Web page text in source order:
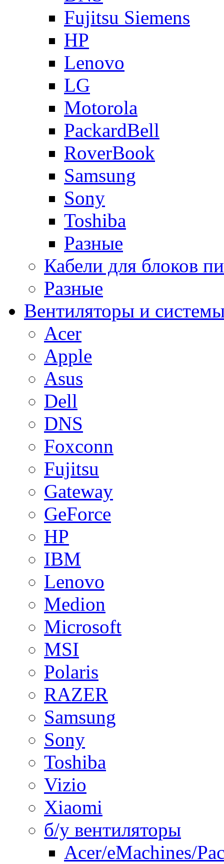
Fujitsu Siemens
HP
Lenovo
LG
Motorola
PackardBell
RoverBook
Samsung
Sony
Toshiba
Разные
Кабели для блоков
Разные
Вентиляторы и
Acer
Apple
Asus
Dell
DNS
Foxconn
Fujitsu
Gateway
GeForce
HP
IBM
Lenovo
Medion
Microsoft
MSI
Polaris
RAZER
Samsung
Sony
Toshiba
Vizio
Xiaomi
б/у вентиляторы
Acer/eMachines/